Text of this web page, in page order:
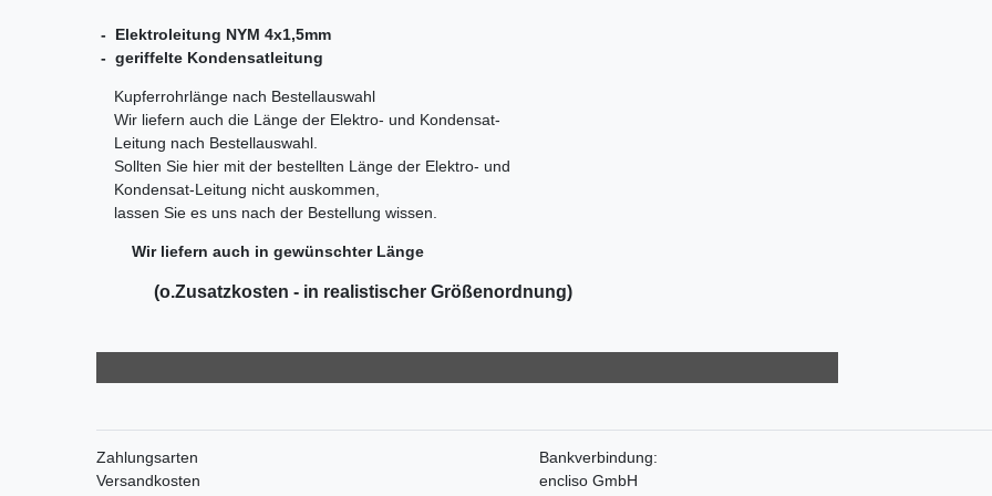
- Elektroleitung NYM 4x1,5mm
- geriffelte Kondensatleitung
Kupferrohrlänge nach Bestellauswahl
Wir liefern auch die Länge der Elektro- und Kondensat-
Leitung nach Bestellauswahl.
Sollten Sie hier mit der bestellten Länge der Elektro- und
Kondensat-Leitung nicht auskommen,
lassen Sie es uns nach der Bestellung wissen.
Wir liefern auch in gewünschter Länge
(o.Zusatzkosten - in realistischer Größenordnung)
Zahlungsarten
Versandkosten
Bankverbindung:
encliso GmbH